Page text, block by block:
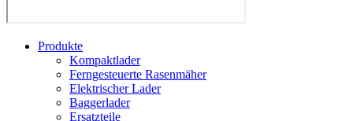
Produkte
Kompaktlader
Ferngesteuerte Rasenmäher
Elektrischer Lader
Baggerlader
Ersatzteile